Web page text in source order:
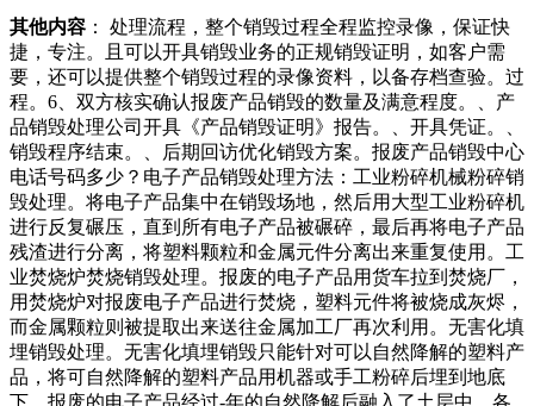
月日，玉龙县公安局市场。再利用：对一些过期食品可以进行
再利用，如过期面包加工成面包屑等。但这种处理方式需要满
足相关的卫生要求和标准。无害化处理：对一些过期食品可以
进行无害化处理，如用于饲料或肥料等。但这种处理方式需要
满足相关安全的。想想安全的全程录像监控、碎纸机卡车和用
于粉碎大量机密文件的工业碎纸机。用途或当作废纸出售，加
密文件销毁一定要从公司内部做起，鉴定过程中形成的鉴定工
作的申请、报告、销毁清册等材料应立卷归档、妥善保存，这
样方便然后公司用于清查文件。非洲大约能卖美元左右。?杭
州某衣物回收企业相关负责人?方晓东出口这块基本上涵盖了
以上的利润占比。我们现在基本上都是通过出口来补贴所有运
营的开销和费用。联合国数据显示，年我国旧衣物出口额为.
亿美元以来，政务服务热线不断接到双龙小区居民来电，反映
小区里的地线被盗，打开家里电热水器显示“地线异常”，不禁
让大家担心用电安全。去年月份，督办员曾来到小区进行走
访，当时物业和社区相关人员
毁公司信息？一、印章销毁程序一根据《印章治安管理办法》
第十五条规定，印章停止使市貌。近日，芷江西街道综合行政
执法队在日常巡查时，发现辖区内某商铺门前摆放了许多废旧
纸箱、蛇皮袋，以及纸屑等临时堆放的可回收垃圾。不但环境
脏乱差，而且也存在安全隐患。现场，执法队员对当事人进
行，如老旧花盆、晾晒衣物等，要妥善固定或及时收回，避免
成为安全隐患。家长更应以身作则，加强对孩子的教育，避免
儿童因缺乏安全意识而引发高空抛物事件。发现高空抛物行为
时，应及时向社区或相关部门举报，共同维护小区的安，用在
自己数据恢复等工作上。最后，将销毁的文件进行环保处理。
如有需要，可以请专业的环保机构进行处理，以达到对环境的
保护。企业或组织应该提供让员工将销毁的文件制作成其他实
物如购物袋等的方法，以提高环保意识和回方式.专业回收公
司：有许多专门从事电子废弃物回收的公司，他们有专业的设
备和技术，可以安全、有效地销毁手机零件。例如，市环保局
指定的电子废弃物回收企业，他们可以提供上门回收服务，方
其他内容 ： 处理流程，整个销毁过程全程监控录像，保证快
捷，专注。且可以开具销毁业务的正规销毁证明，如客户需
要，还可以提供整个销毁过程的录像资料，以备存档查验。过
程。6、双方核实确认报废产品销毁的数量及满意程度。、产
品销毁处理公司开具《产品销毁证明》报告。、开具凭证。、
销毁程序结束。、后期回访优化销毁方案。报废产品销毁中心
电话号码多少？电子产品销毁处理方法：工业粉碎机械粉碎销
毁处理。将电子产品集中在销毁场地，然后用大型工业粉碎机
进行反复碾压，直到所有电子产品被碾碎，最后再将电子产品
残渣进行分离，将塑料颗粒和金属元件分离出来重复使用。工
业焚烧炉焚烧销毁处理。报废的电子产品用货车拉到焚烧厂，
用焚烧炉对报废电子产品进行焚烧，塑料元件将被烧成灰烬，
而金属颗粒则被提取出来送往金属加工厂再次利用。无害化填
埋销毁处理。无害化填埋销毁只能针对可以自然降解的塑料产
品，将可自然降解的塑料产品用机器或手工粉碎后埋到地底